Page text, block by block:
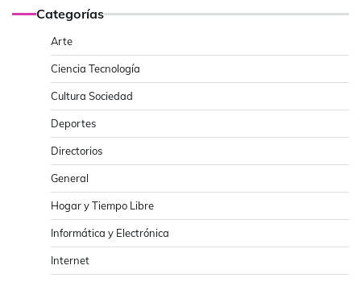
Categorías
Arte
Ciencia Tecnología
Cultura Sociedad
Deportes
Directorios
General
Hogar y Tiempo Libre
Informática y Electrónica
Internet